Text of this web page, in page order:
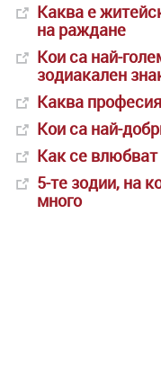
Каква е
на раждане
Кои са най-
зодиакален
Каква
Кои са най-
Как се влюбват
5-те зодии, на
много